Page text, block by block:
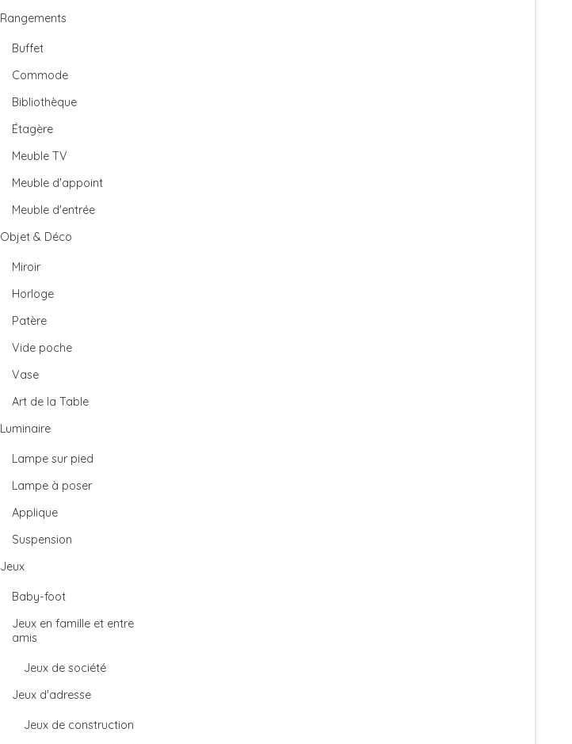
Rangements
Buffet
Commode
Bibliothèque
Étagère
Meuble TV
Meuble d'appoint
Meuble d'entrée
Objet & Déco
Miroir
Horloge
Patère
Vide poche
Vase
Art de la Table
Luminaire
Lampe sur pied
Lampe à poser
Applique
Suspension
Jeux
Baby-foot
Jeux en famille et entre
amis
Jeux de société
Jeux d'adresse
Jeux de construction